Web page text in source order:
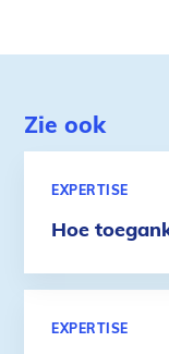
Zie ook
Hoe
EXPERTISE
EXPERTISE